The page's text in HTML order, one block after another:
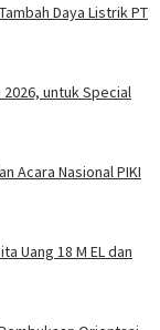
Daya Listrik PT
2026, untuk Special
Acara Nasional PIKI
Uang 18 M EL dan